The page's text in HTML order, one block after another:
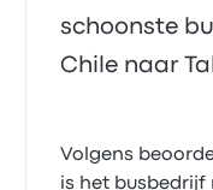
schoonste
Chile naar
Volgens
is het busbedrijf